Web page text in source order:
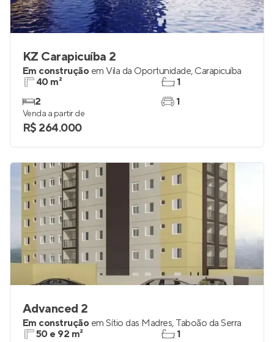
KZ Carapicuíba 2
Em construção em Vila da Oportunidade, Carapicuíba
40 m²
2
1
1
Venda a partir de
R$ 264.000
Advanced 2
Em construção em Sítio das Madres, Taboão da Serra
50 e 92 m²
1